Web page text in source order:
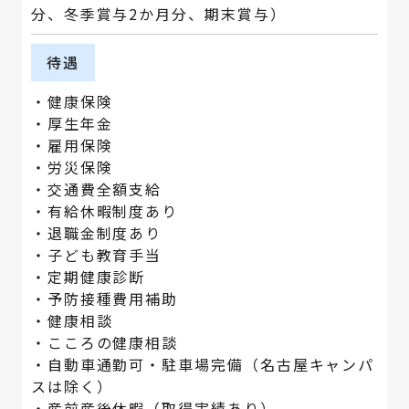
分、冬季賞与2か月分、期末賞与）
待遇
・健康保険
・厚生年金
・雇用保険
・労災保険
・交通費全額支給
・有給休暇制度あり
・退職金制度あり
・子ども教育手当
・定期健康診断
・予防接種費用補助
・健康相談
・こころの健康相談
・自動車通勤可・駐車場完備（名古屋キャンパ
スは除く）